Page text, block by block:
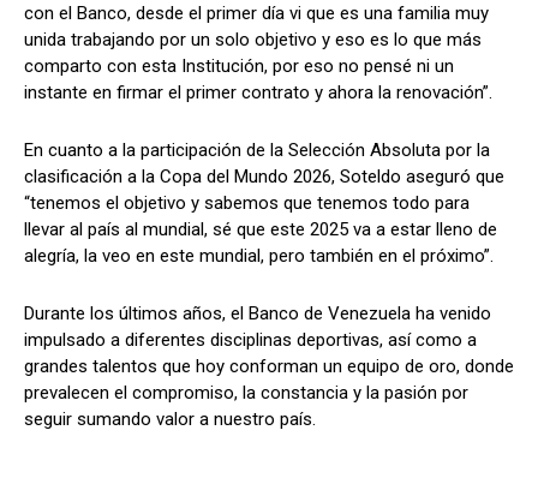
con el Banco, desde el primer día vi que es una familia muy
unida trabajando por un solo objetivo y eso es lo que más
comparto con esta Institución, por eso no pensé ni un
instante en firmar el primer contrato y ahora la renovación”.
En cuanto a la participación de la Selección Absoluta por la
clasificación a la Copa del Mundo 2026, Soteldo aseguró que
“tenemos el objetivo y sabemos que tenemos todo para
llevar al país al mundial, sé que este 2025 va a estar lleno de
alegría, la veo en este mundial, pero también en el próximo”.
Durante los últimos años, el Banco de Venezuela ha venido
impulsado a diferentes disciplinas deportivas, así como a
grandes talentos que hoy conforman un equipo de oro, donde
prevalecen el compromiso, la constancia y la pasión por
seguir sumando valor a nuestro país.